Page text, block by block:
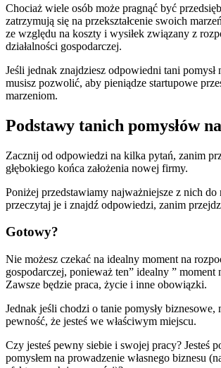
Chociaż wiele osób może pragnąć być
zatrzymują się na przekształcenie swoich
ze względu na koszty i wysiłek związany z
działalności gospodarczej.
Jeśli jednak znajdziesz odpowiedni tani pomysł
musisz pozwolić, aby pieniądze startupowe
marzeniom.
Podstawy tanich pomysłów
Zacznij od odpowiedzi na kilka pytań, zanim
głębokiego końca założenia nowej firmy.
Poniżej przedstawiamy najważniejsze z nich
przeczytaj je i znajdź odpowiedzi, zanim
Gotowy?
Nie możesz czekać na idealny moment na
gospodarczej, ponieważ ten” idealny ” moment
Zawsze będzie praca, życie i inne obowiązki.
Jednak jeśli chodzi o tanie pomysły biznesowe,
pewność, że jesteś we właściwym miejscu.
Czy jesteś pewny siebie i swojej pracy? Jesteś
pomysłem na prowadzenie własnego biznesu